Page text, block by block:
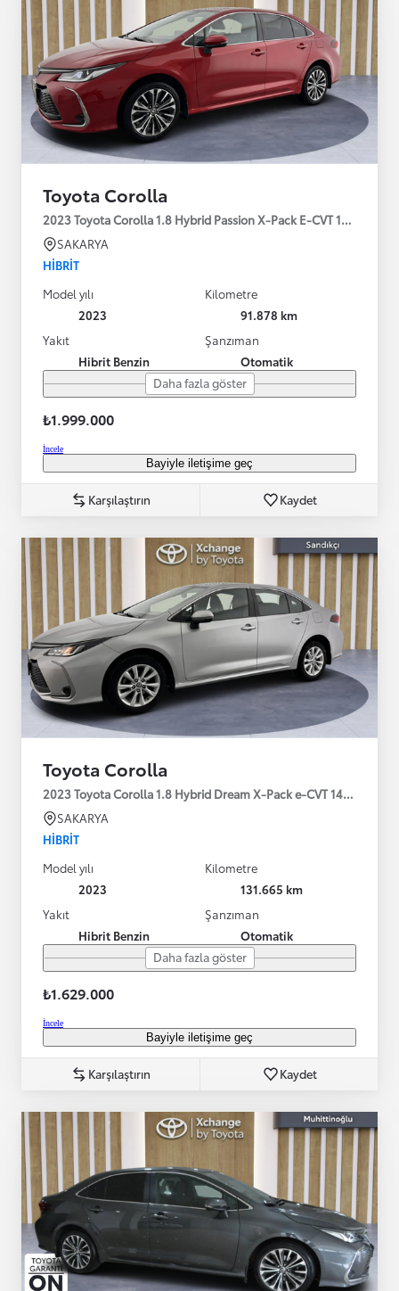
Toyota Corolla
2023 Toyota Corolla 1.8 Hybrid Passion X-Pack E-CVT 140HP
SAKARYA
HIBRIT
Model yılı
2023
Kilometre
91.878 km
Yakıt
Hibrit Benzin
Şanzıman
Otomatik
Daha fazla göster
₺1.999.000
İncele
Bayiyle iletişime geç
Karşılaştırın Kaydet
Toyota Corolla
2023 Toyota Corolla 1.8 Hybrid Dream X-Pack e-CVT 140HP
SAKARYA
HIBRIT
Model yılı
2023
Kilometre
131.665 km
Yakıt
Hibrit Benzin
Şanzıman
Otomatik
Daha fazla göster
₺1.629.000
İncele
Bayiyle iletişime geç
Karşılaştırın Kaydet